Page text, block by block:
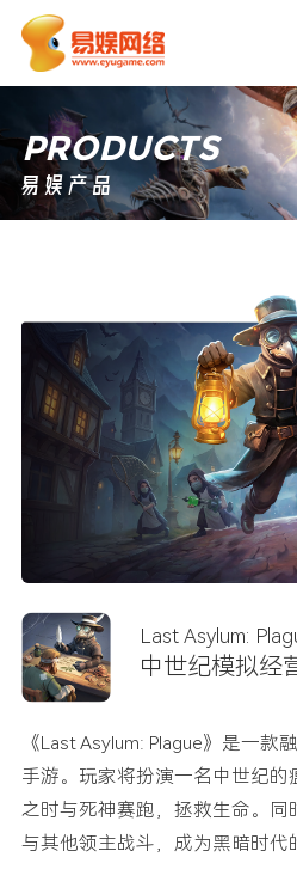
PRODUCTS
易娱产品
Last Asylum:
中世纪模拟经
《Last Asylum: Plague》是一款
手游。玩家将扮演一名中世纪的
之时与死神赛跑，拯救生命。同
与其他领主战斗，成为黑暗时代